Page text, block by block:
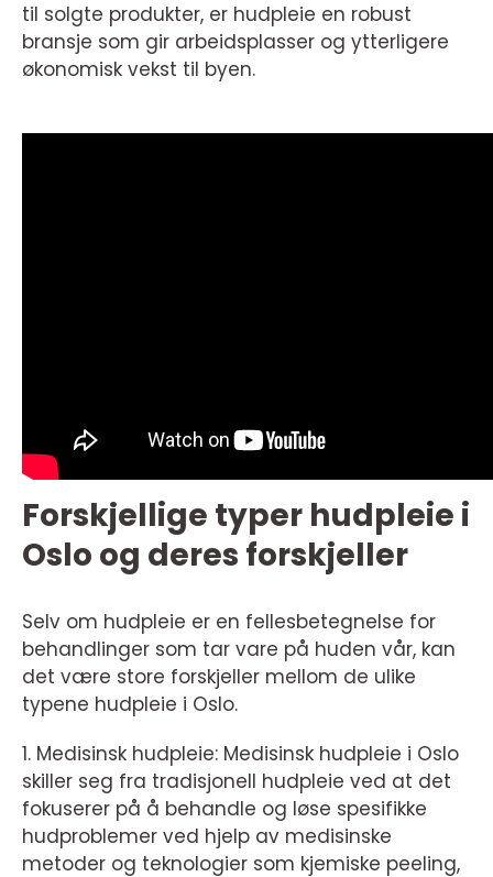
til solgte produkter, er hudpleie en robust
bransje som gir arbeidsplasser og ytterligere
økonomisk vekst til byen.
Forskjellige typer hudpleie i
Oslo og deres forskjeller
Selv om hudpleie er en fellesbetegnelse for
behandlinger som tar vare på huden vår, kan
det være store forskjeller mellom de ulike
typene hudpleie i Oslo.
1. Medisinsk hudpleie: Medisinsk hudpleie i Oslo
skiller seg fra tradisjonell hudpleie ved at det
fokuserer på å behandle og løse spesifikke
hudproblemer ved hjelp av medisinske
metoder og teknologier som kjemiske peeling,